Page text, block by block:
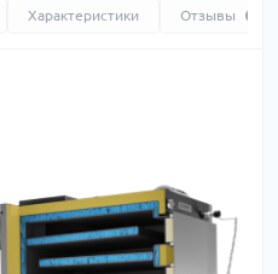
Характеристики Отзывы